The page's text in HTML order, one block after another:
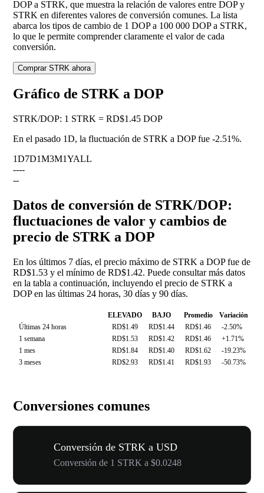
DOP a STRK, que muestra la relación de valores entre DOP y
STRK en diferentes valores de conversión comunes. La lista
abarca los tipos de cambio de 1 DOP a 100 000 DOP a STRK,
lo que le permite comprender claramente el valor de cada
conversión.
Comprar STRK ahora
Gráfico de STRK a DOP
STRK/DOP: 1 STRK = RD$1.45 DOP
En el pasado 1D, la fluctuación de STRK a DOP fue -2.51%.
1D7D1M3M1YALL
----
--
Datos de conversión de STRK/DOP:
fluctuaciones de valor y cambios de
precio de STRK a DOP
En los últimos 7 días, el precio máximo de STRK a DOP fue de
RD$1.53 y el mínimo de RD$1.42. Puede consultar más datos
en la tabla a continuación, incluyendo el precio de STRK a
DOP en las últimas 24 horas, 30 días y 90 días.
ELEVADO BAJO Promedio
Variación
Últimas 24 horas
RD$1.49 RD$1.44 RD$1.46
-2.50%
1 semana
RD$1.53 RD$1.42 RD$1.46
+1.71%
1 mes
RD$1.84 RD$1.40 RD$1.62
-19.23%
3 meses
RD$2.93 RD$1.41 RD$1.93 -50.73%
Conversiones comunes
Conversión de STRK a USD
Conversión de 1 STRK a $0.0248